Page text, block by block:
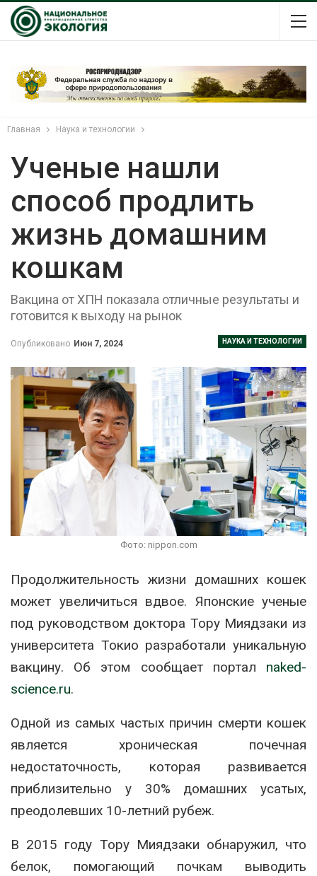
Главная Наука и технологии
Ученые нашли
способ продлить
жизнь домашним
кошкам
Вакцина от ХПН показала отличные результаты и
готовится к выходу на рынок
НАУКА И ТЕХНОЛОГИИ
Опубликовано Июн 7, 2024
Фото: nippon.com
Продолжительность жизни домашних кошек
может увеличиться вдвое. Японские ученые
под руководством доктора Тору Миядзаки из
университета Токио разработали уникальную
вакцину. Об этом сообщает портал naked-
science.ru.
Одной из самых частых причин смерти кошек
является хроническая почечная
недостаточность, которая развивается
приблизительно у 30% домашних усатых,
преодолевших 10-летний рубеж.
В 2015 году Тору Миядзаки обнаружил, что
белок, помогающий почкам выводить